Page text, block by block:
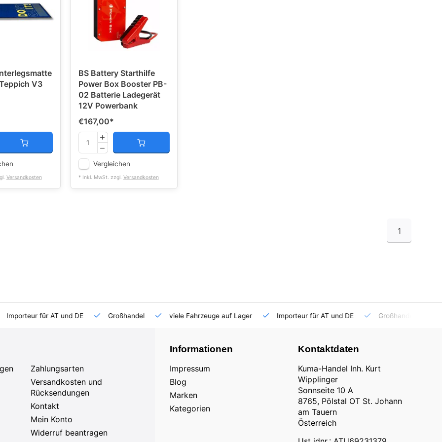
V3
Versandkosten
BS Battery Starthilfe
Power Box Booster PB-
02 Batterie Ladegerät
12V Powerbank
€167,00*
Vergleichen
* Inkl. MwSt. zzgl. Versandkosten
1
Importeur für AT und DE Großhandel viele Fahrzeuge auf Lager Importeur für AT und DE Großhandel
Zahlungsarten
Versandkosten und
Rücksendungen
Kontakt
Mein Konto
Widerruf beantragen
Informationen
Impressum
Blog
Marken
Kategorien
Kontaktdaten
Kuma-Handel Inh. Kurt
Wipplinger
Sonnseite 10 A
8765, Pölstal OT St. Johann
am Tauern
Österreich